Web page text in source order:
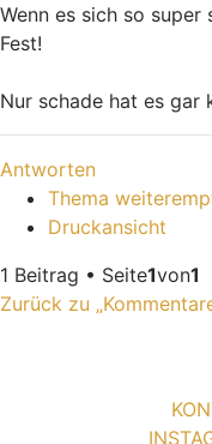
Wenn es sich so
Fest!
Nur schade hat es gar
Antworten
Thema
Druckansicht
1 Beitrag • Seite1von1
Zurück zu